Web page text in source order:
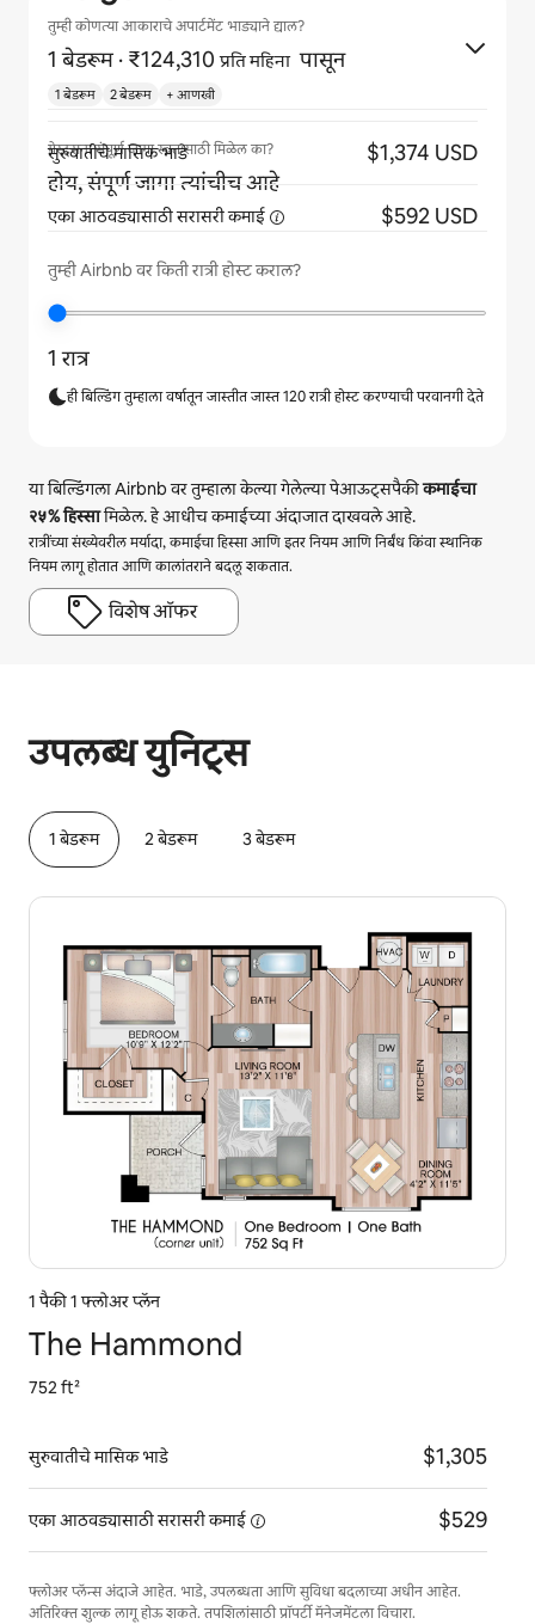
तुम्ही कोणत्या आकाराचे अपार्टमेंट भाड्याने द्याल?
1 बेडरूम · ₹124,310प्रति महिनापासून
गेस्ट्सना संपूर्ण जागा स्वतःसाठी मिळेल का?
होय, संपूर्ण जागा त्यांचीच आहे
तुम्ही Airbnb वर किती रात्री होस्ट कराल?
1 रात्र
ही बिल्डिंग तुम्हाला वर्षातून जास्तीत जास्त 120 रात्री होस्ट करण्याची परवानगी देते
या बिल्डिंगला Airbnb वर तुम्हाला केल्या गेलेल्या पेआऊट्सपैकीकमाईचा
२५%हिस्सामिळेल. हे आधीच कमाईच्या अंदाजात दाखवले आहे.
रात्रींच्या संख्येवरील मर्यादा, कमाईचा हिस्सा आणि इतर नियम आणि निर्बंध किंवा स्थानिक
नियम लागू होतात आणि कालांतराने बदलू शकतात.
विशेष ऑफर
उपलब्ध युनिट्स
1 बेडरूम 2 बेडरूम 3 बेडरूम
1 पैकी 1 फ्लोअर प्लॅन
The Hammond
752 ft²
सुरुवातीचे मासिक भाडे $1,305
एका आठवड्यासाठी सरासरीकमाई $529
फ्लोअर प्लॅन्स अंदाजे आहेत. भाडे, उपलब्धता आणि सुविधा बदलाच्या अधीन आहेत.
अतिरिक्त शुल्क लागू होऊ शकते. तपशिलांसाठी प्रॉपर्टी मॅनेजमेंटला विचारा.
1 बेडरूम 2 बेडरूम + आणखी
सुरुवातीचे मासिक भाडे $1,374 USD
एका आठवड्यासाठी सरासरीकमाई $592 USD